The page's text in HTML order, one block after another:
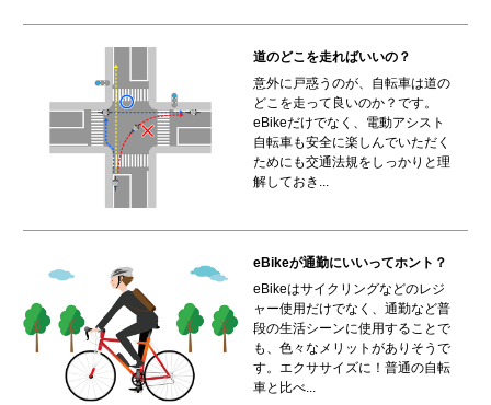
道のどこを走ればいいの？
意外に戸惑うのが、自転車は道の
どこを走って良いのか？です。
eBikeだけでなく、電動アシスト
自転車も安全に楽しんでいただく
ためにも交通法規をしっかりと理
解しておき...
eBikeが通勤にいいってホント？
eBikeはサイクリングなどのレジ
ャー使用だけでなく、通勤など普
段の生活シーンに使用することで
も、色々なメリットがありそうで
す。エクササイズに！普通の自転
車と比べ...